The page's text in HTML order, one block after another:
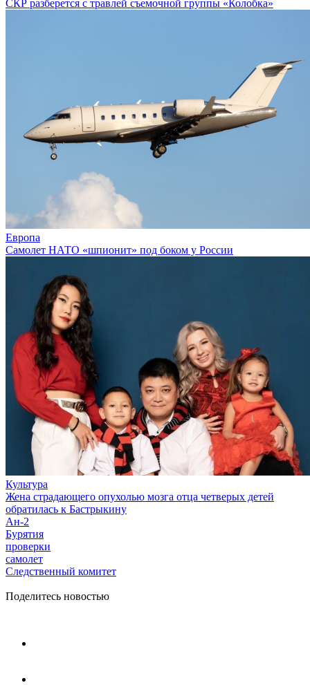
СКР разберется с травлей съемочной группы «Колобка»
Европа
Самолет НАТО «шпионит» под боком у России
Культура
Жена страдающего опухолью мозга отца четверых детей
обратилась к Бастрыкину
Ан-2
Бурятия
проверки
самолет
Следственный комитет
Поделитесь новостью